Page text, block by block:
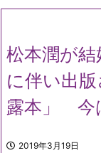
松本潤が
に伴い出
露本」 今
2019年3月19日